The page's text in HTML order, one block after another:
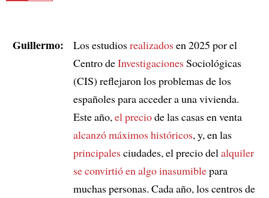
Guillermo: Los estudiosrealizadosen 2025 por el
Centro deInvestigacionesSociológicas
(CIS) reflejaron los problemas de los
españoles para acceder a una vivienda.
Este año, el preciode las casas en venta
alcanzó máximos históricos, y, en las
principalesciudades, el precio del alquiler
se convirtió en algo inasumiblepara
muchas personas. Cada año, los centros de